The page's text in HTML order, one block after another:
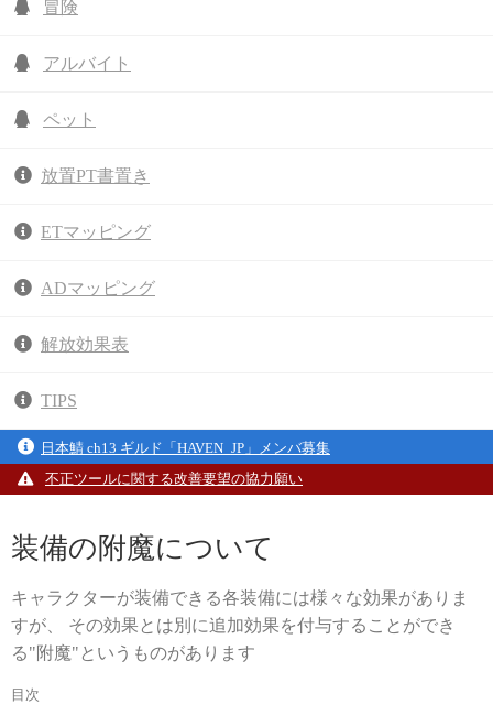
冒険
アルバイト
ペット
放置PT書置き
ETマッピング
ADマッピング
解放効果表
TIPS
日本鯖 ch13 ギルド「HAVEN_JP」メンバ募集
不正ツールに関する改善要望の協力願い
装備の附魔について
キャラクターが装備できる各装備には様々な効果がありま
すが、 その効果とは別に追加効果を付与することができ
る"附魔"というものがあります
目次